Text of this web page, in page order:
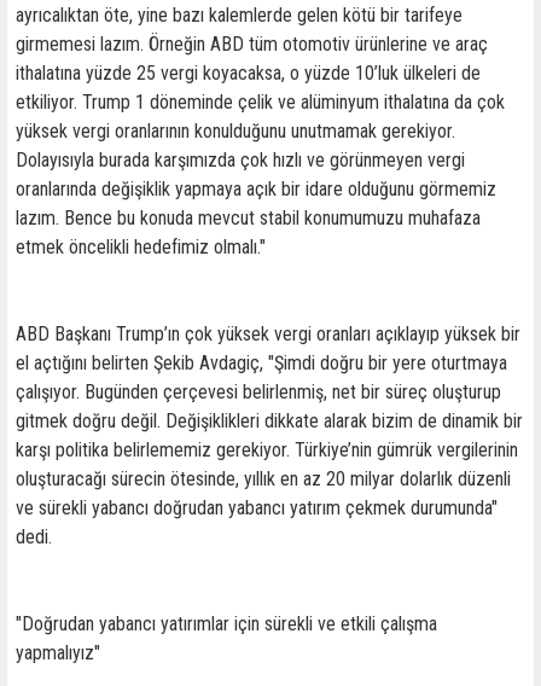
ayrıcalıktan öte, yine bazı kalemlerde gelen kötü bir tarifeye
girmemesi lazım. Örneğin ABD tüm otomotiv ürünlerine ve araç
ithalatına yüzde 25 vergi koyacaksa, o yüzde 10’luk ülkeleri de
etkiliyor. Trump 1 döneminde çelik ve alüminyum ithalatına da çok
yüksek vergi oranlarının konulduğunu unutmamak gerekiyor.
Dolayısıyla burada karşımızda çok hızlı ve görünmeyen vergi
oranlarında değişiklik yapmaya açık bir idare olduğunu görmemiz
lazım. Bence bu konuda mevcut stabil konumumuzu muhafaza
etmek öncelikli hedefimiz olmalı."
ABD Başkanı Trump’ın çok yüksek vergi oranları açıklayıp yüksek bir
el açtığını belirten Şekib Avdagiç, "Şimdi doğru bir yere oturtmaya
çalışıyor. Bugünden çerçevesi belirlenmiş, net bir süreç oluşturup
gitmek doğru değil. Değişiklikleri dikkate alarak bizim de dinamik bir
karşı politika belirlememiz gerekiyor. Türkiye’nin gümrük vergilerinin
oluşturacağı sürecin ötesinde, yıllık en az 20 milyar dolarlık düzenli
ve sürekli yabancı doğrudan yabancı yatırım çekmek durumunda"
dedi.
"Doğrudan yabancı yatırımlar için sürekli ve etkili çalışma
yapmalıyız"